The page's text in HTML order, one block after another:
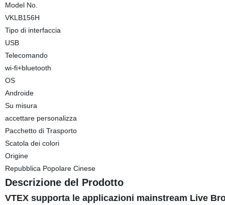
Model No.
VKLB156H
Tipo di interfaccia
USB
Telecomando
wi-fi+bluetooth
OS
Androide
Su misura
accettare personalizza
Pacchetto di Trasporto
Scatola dei colori
Origine
Repubblica Popolare Cinese
Descrizione del Prodotto
VTEX supporta le applicazioni mainstream Live